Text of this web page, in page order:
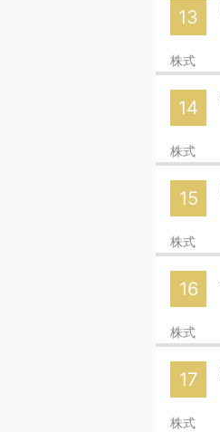
13
株式
14
株式
15
株式
16
株式
17
株式